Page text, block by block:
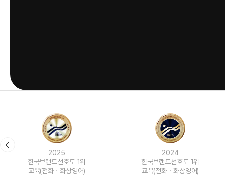
2024
한국브랜드선호도 1위
교육(전화ㆍ화상영어)
2023
한국브랜드선호도 1위
교육(전화ㆍ화상영어)